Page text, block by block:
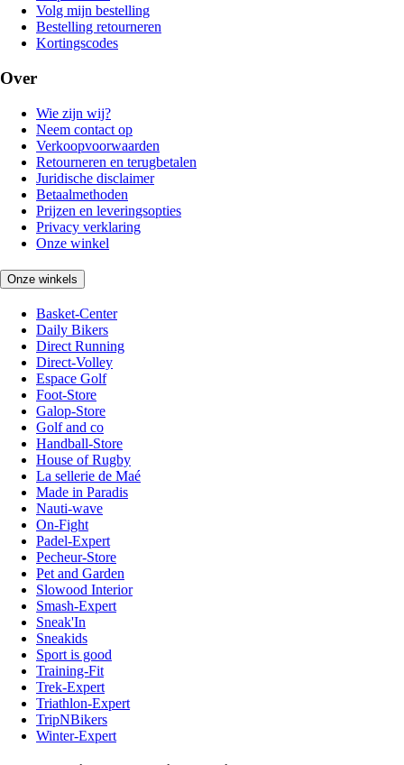
Volg mijn bestelling
Bestelling retourneren
Kortingscodes
Over
Wie zijn wij?
Neem contact op
Verkoopvoorwaarden
Retourneren en terugbetalen
Juridische disclaimer
Betaalmethoden
Prijzen en leveringsopties
Privacy verklaring
Onze winkel
Onze winkels
Basket-Center
Daily Bikers
Direct Running
Direct-Volley
Espace Golf
Foot-Store
Galop-Store
Golf and co
Handball-Store
House of Rugby
La sellerie de Maé
Made in Paradis
Nauti-wave
On-Fight
Padel-Expert
Pecheur-Store
Pet and Garden
Slowood Interior
Smash-Expert
Sneak'In
Sneakids
Sport is good
Training-Fit
Trek-Expert
Triathlon-Expert
TripNBikers
Winter-Expert